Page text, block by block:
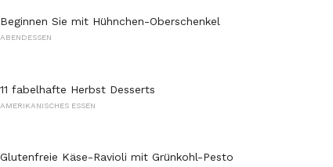
Beginnen Sie mit Hühnchen-Oberschenkel
ABENDESSEN
11 fabelhafte Herbst Desserts
AMERIKANISCHES ESSEN
Glutenfreie Käse-Ravioli mit Grünkohl-Pesto